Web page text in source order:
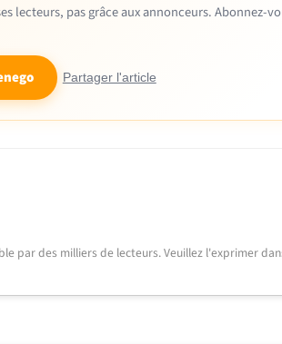
lecteurs, pas grâce aux annonceurs.
Partager l'article
par des milliers de lecteurs. Veuillez l'exprimer